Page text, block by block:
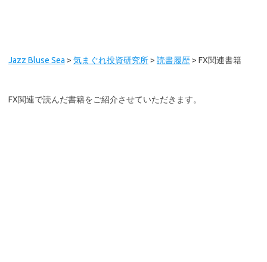
Jazz Bluse Sea > 気まぐれ投資研究所> 読書履歴> FX関連書籍
FX関連で読んだ書籍をご紹介させていただきます。